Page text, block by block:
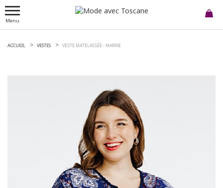
Menu
ACCUEIL VESTES VESTE MATELASSÉE - MARINE